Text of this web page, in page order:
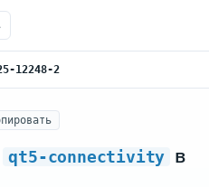
12248-2
qt5-connectivity в